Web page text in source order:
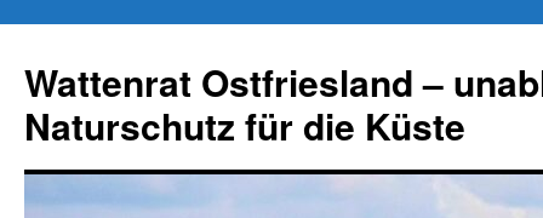
springen
Wattenrat Ostfriesland –
Naturschutz für die Küste